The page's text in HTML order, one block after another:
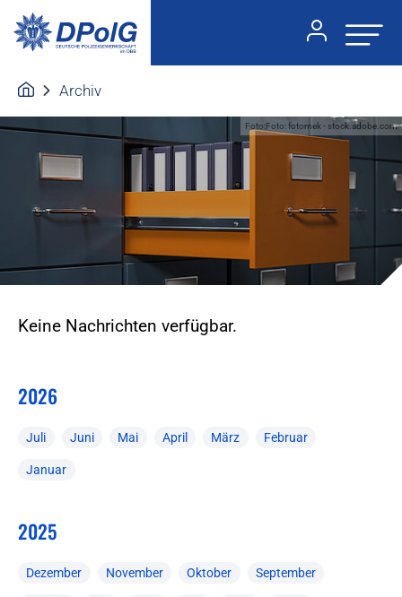
Archiv
Foto:Foto: fotomek - stock.adobe.com
Keine Nachrichten verfügbar.
2026
Juli Juni Mai April März Februar
Januar
2025
Dezember November Oktober September